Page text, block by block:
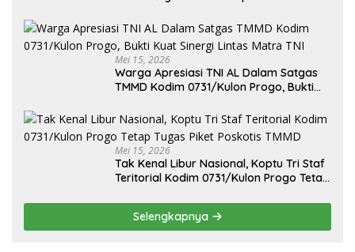
Mei 15, 2026
Warga Apresiasi TNI AL Dalam Satgas
TMMD Kodim 0731/Kulon Progo, Bukti
Mei 15, 2026
Tak Kenal Libur Nasional, Koptu Tri Staf
Teritorial Kodim 0731/Kulon Progo Tetap
Selengkapnya